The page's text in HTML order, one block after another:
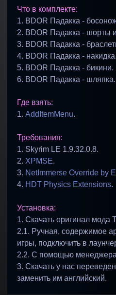
Что в комплекте:
1. BDOR Падакка -
2. BDOR Падакка - шорты
3. BDOR Падакка -
4. BDOR Падакка - накидка.
5. BDOR Падакка - бикини.
6. BDOR Падакка - шляпка.
Где взять:
1. AddItemMenu.
Требования:
1. Skyrim LE 1.9.32.0.8.
2. XPMSE.
3. NetImmerse Override by
4. HDT Physics Extensions.
Установка:
1. Скачать оригинал мода
2.1. Ручная, содержимое
игры, подключить в
2.2. С помощью
3. Скачать у нас
заменить им английский.